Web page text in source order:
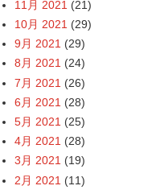
11月 2021 (21)
10月 2021 (29)
9月 2021 (29)
8月 2021 (24)
7月 2021 (26)
6月 2021 (28)
5月 2021 (25)
4月 2021 (28)
3月 2021 (19)
2月 2021 (11)